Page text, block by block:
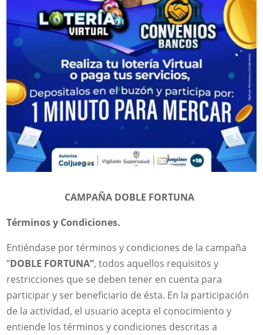
CAMPAÑA DOBLE FORTUNA
Términos y Condiciones.
Entiéndase por términos y condiciones de la campaña
“DOBLE FORTUNA”, todos aquellos requisitos y
restricciones que se deben tener en cuenta para
participar y ser beneficiario de ésta. En la participación
de la actividad, el usuario acepta el conocimiento y
entiende los términos y condiciones descritas a